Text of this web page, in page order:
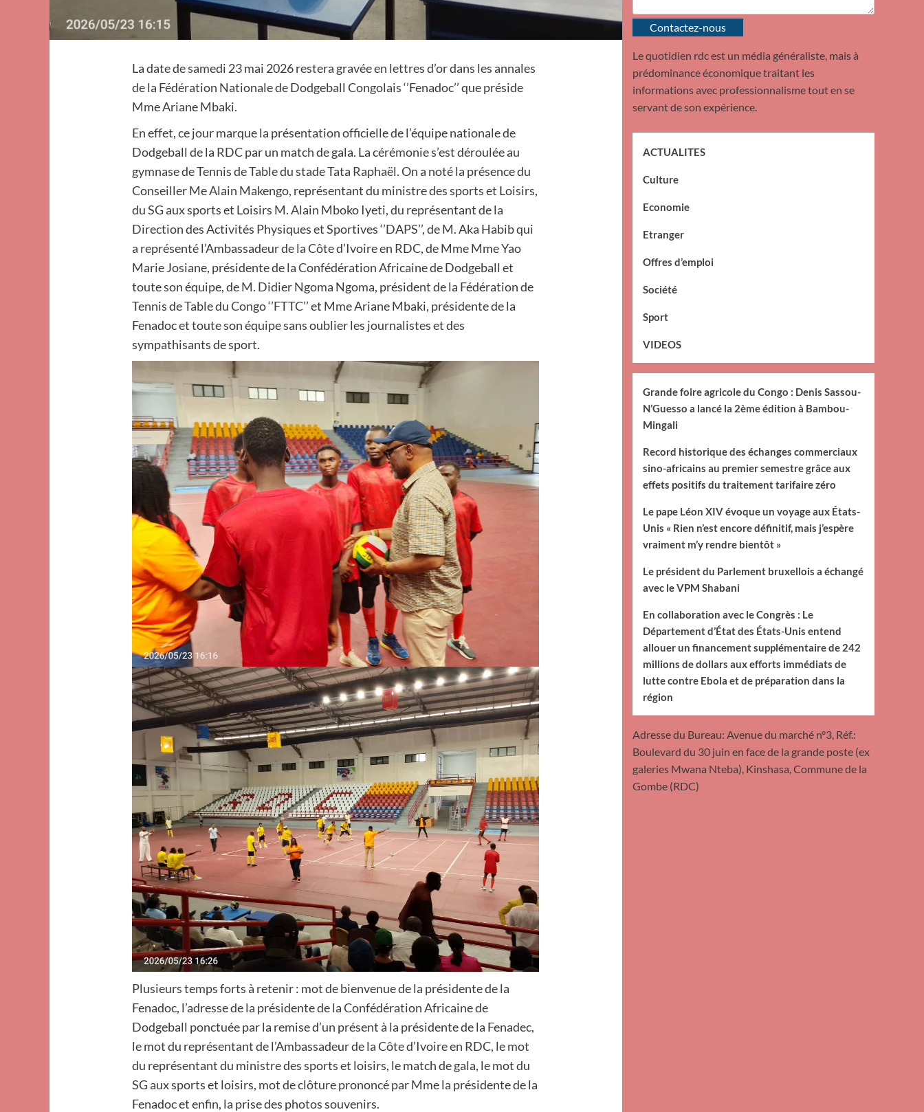
La date de samedi 23 mai 2026 restera gravée en lettres d’or dans les annales
de la Fédération Nationale de Dodgeball Congolais ‘’Fenadoc’’ que préside
Mme Ariane Mbaki.
En effet, ce jour marque la présentation officielle de l’équipe nationale de
Dodgeball de la RDC par un match de gala. La cérémonie s’est déroulée au
gymnase de Tennis de Table du stade Tata Raphaël. On a noté la présence du
Conseiller Me Alain Makengo, représentant du ministre des sports et Loisirs,
du SG aux sports et Loisirs M. Alain Mboko Iyeti, du représentant de la
Direction des Activités Physiques et Sportives ‘’DAPS’’, de M. Aka Habib qui
a représenté l’Ambassadeur de la Côte d’Ivoire en RDC, de Mme Mme Yao
Marie Josiane, présidente de la Confédération Africaine de Dodgeball et
toute son équipe, de M. Didier Ngoma Ngoma, président de la Fédération de
Tennis de Table du Congo ‘’FTTC’’ et Mme Ariane Mbaki, présidente de la
Fenadoc et toute son équipe sans oublier les journalistes et des
sympathisants de sport.
Plusieurs temps forts à retenir : mot de bienvenue de la présidente de la
Fenadoc, l’adresse de la présidente de la Confédération Africaine de
Dodgeball ponctuée par la remise d’un présent à la présidente de la Fenadec,
le mot du représentant de l’Ambassadeur de la Côte d’Ivoire en RDC, le mot
du représentant du ministre des sports et loisirs, le match de gala, le mot du
SG aux sports et loisirs, mot de clôture prononcé par Mme la présidente de la
Fenadoc et enfin, la prise des photos souvenirs.
Contactez-nous
Le quotidien rdc est un média généraliste, mais à
prédominance économique traitant les
informations avec professionnalisme tout en se
servant de son expérience.
ACTUALITES
Culture
Economie
Etranger
Offres d’emploi
Société
Sport
VIDEOS
Grande foire agricole du Congo : Denis Sassou-
N’Guesso a lancé la 2ème édition à Bambou-
Mingali
Record historique des échanges commerciaux
sino-africains au premier semestre grâce aux
effets positifs du traitement tarifaire zéro
Le pape Léon XIV évoque un voyage aux États-
Unis « Rien n’est encore définitif, mais j’espère
vraiment m’y rendre bientôt »
Le président du Parlement bruxellois a échangé
avec le VPM Shabani
En collaboration avec le Congrès : Le
Département d’État des États-Unis entend
allouer un financement supplémentaire de 242
millions de dollars aux efforts immédiats de
lutte contre Ebola et de préparation dans la
région
Adresse du Bureau: Avenue du marché n°3, Réf.:
Boulevard du 30 juin en face de la grande poste (ex
galeries Mwana Nteba), Kinshasa, Commune de la
Gombe (RDC)